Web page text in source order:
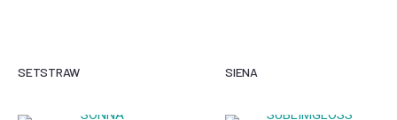
SETSTRAW SIENA